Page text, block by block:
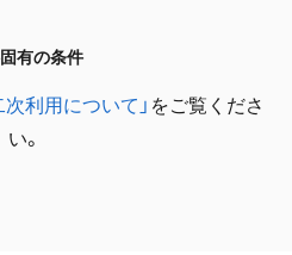
有の条件
利用について」 をご覧くださ
い。